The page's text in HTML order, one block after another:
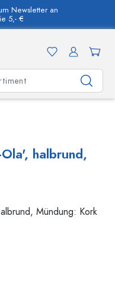
Newsletter an
5,- €
halbrund,